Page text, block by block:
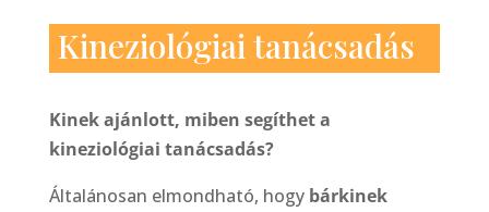
Kineziológiai tanácsadás
Kinek ajánlott, miben segíthet a
kineziológiai tanácsadás?
Általánosan elmondható, hogy bárkinek